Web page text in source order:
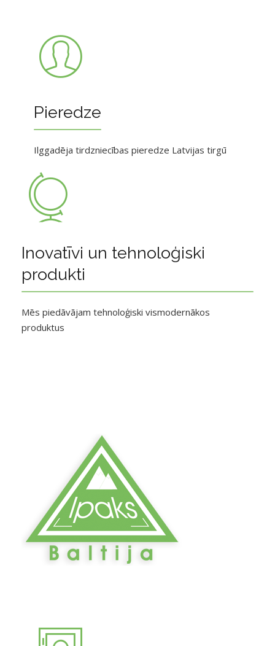
Pieredze
Ilggadēja tirdzniecības pieredze Latvijas tirgū
Inovatīvi un tehnoloģiski
produkti
Mēs piedāvājam tehnoloģiski vismodernākos
produktus